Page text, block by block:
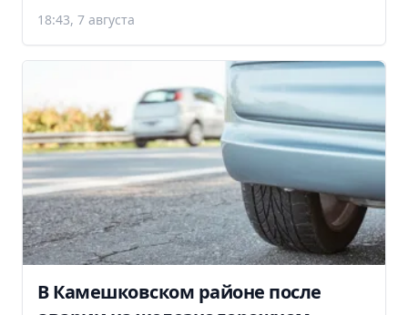
18:43, 7 августа
В Камешковском районе после